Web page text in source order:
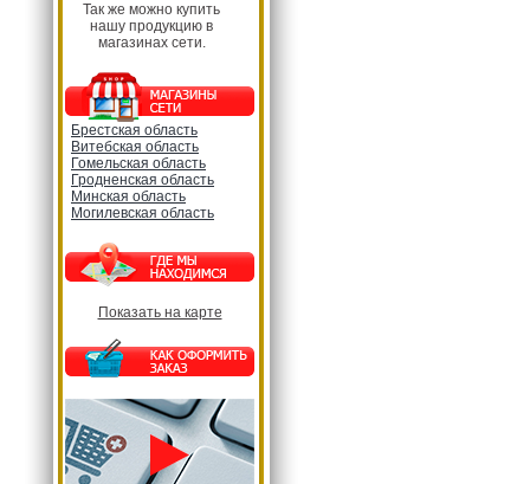
Так же можно купить
нашу продукцию в
магазинах сети.
Брестская область
Витебская область
Гомельская область
Гродненская область
Минская область
Могилевская область
Показать на карте